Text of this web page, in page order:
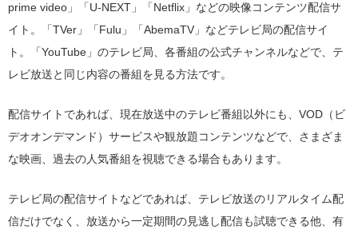
prime video」「U-NEXT」「Netflix」などの映像コンテンツ配信サ
イト。「TVer」「Fulu」「AbemaTV」などテレビ局の配信サイ
ト。「YouTube」のテレビ局、各番組の公式チャンネルなどで、テ
レビ放送と同じ内容の番組を見る方法です。
配信サイトであれば、現在放送中のテレビ番組以外にも、VOD（ビ
デオオンデマンド）サービスや観放題コンテンツなどで、さまざま
な映画、過去の人気番組を視聴できる場合もあります。
テレビ局の配信サイトなどであれば、テレビ放送のリアルタイム配
信だけでなく、放送から一定期間の見逃し配信も試聴できる他、有